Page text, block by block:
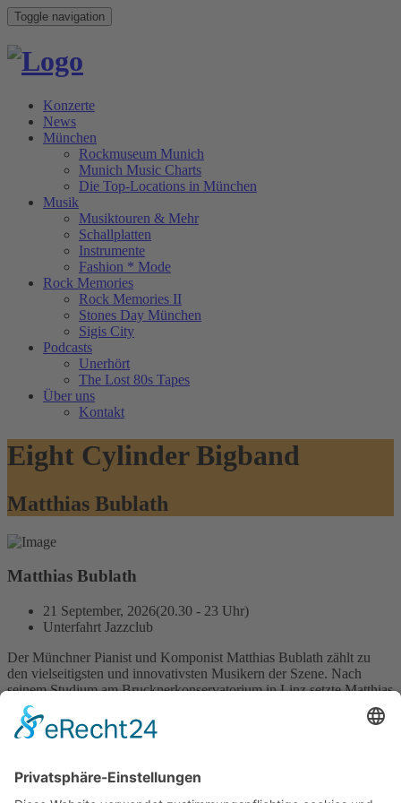
Toggle navigation
Konzerte
News
München
Rockmuseum Munich
Munich Music Charts
Die Top-Locations in München
Musik
Musiktouren & Mehr
Schallplatten
Instrumente
Fashion * Mode
Rock Memories
Rock Memories II
Stones Day München
Sigis City
Podcasts
Unerhört
The Lost 80s Tapes
Über uns
Kontakt
Eight Cylinder Bigband
Matthias Bublath
Matthias Bublath
21 September, 2026(20.30 - 23 Uhr)
Unterfahrt Jazzclub
Der Münchner Pianist und Komponist Matthias Bublath zählt zu
den vielseitigsten und innovativsten Musikern der Szene. Nach
seinem Studium am Brucknerkonservatorium in Linz setzte Matthias
Bublath seine Ausbildung in den USA fort, wo er als Stipendiat am
Berklee College of Music und der Manhattan School of Music seine
musikalischen Grundlagen legte. Danach verbrachte er ein knappes
Jazzmetropole New York City. In dieser Zeit etablierte er sich als
Musiker von außerordentlicher Originalität und wirkte in